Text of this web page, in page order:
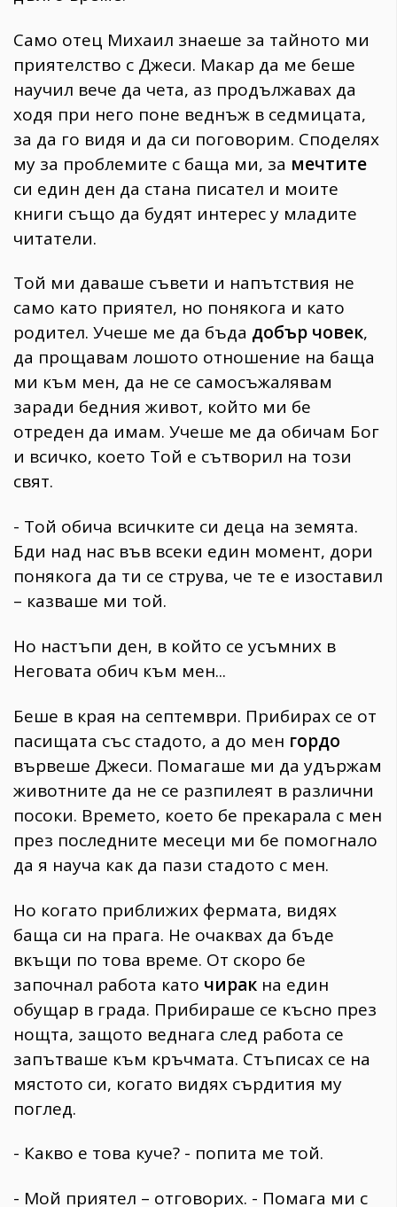
Само отец Михаил знаеше за тайното ми
приятелство с Джеси. Макар да ме беше
научил вече да чета, аз продължавах да
ходя при него поне веднъж в седмицата,
за да го видя и да си поговорим. Споделях
му за проблемите с баща ми, за мечтите
си един ден да стана писател и моите
книги също да будят интерес у младите
читатели.
Той ми даваше съвети и напътствия не
само като приятел, но понякога и като
родител. Учеше ме да бъда добър човек,
да прощавам лошото отношение на баща
ми към мен, да не се самосъжалявам
заради бедния живот, който ми бе
отреден да имам. Учеше ме да обичам Бог
и всичко, което Той е сътворил на този
свят.
- Той обича всичките си деца на земята.
Бди над нас във всеки един момент, дори
понякога да ти се струва, че те е изоставил
– казваше ми той.
Но настъпи ден, в който се усъмних в
Неговата обич към мен...
Беше в края на септември. Прибирах се от
пасищата със стадото, а до мен гордо
вървеше Джеси. Помагаше ми да удържам
животните да не се разпилеят в различни
посоки. Времето, което бе прекарала с мен
през последните месеци ми бе помогнало
да я науча как да пази стадото с мен.
Но когато приближих фермата, видях
баща си на прага. Не очаквах да бъде
вкъщи по това време. От скоро бе
започнал работа като чирак на един
обущар в града. Прибираше се късно през
нощта, защото веднага след работа се
запътваше към кръчмата. Стъписах се на
мястото си, когато видях сърдития му
поглед.
- Какво е това куче? - попита ме той.
- Мой приятел – отговорих. - Помага ми с